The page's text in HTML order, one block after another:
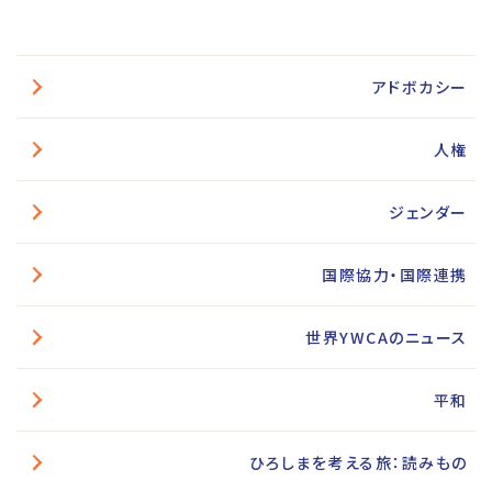
アドボカシー
人権
ジェンダー
国際協力・国際連携
世界YWCAのニュース
平和
ひろしまを考える旅：読みもの